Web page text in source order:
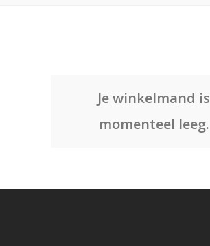
Je winkelmand is
momenteel leeg.